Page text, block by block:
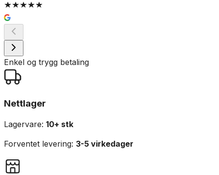
Enkel og trygg betaling
Nettlager
Lagervare: 10+ stk
Forventet levering: 3-5 virkedager